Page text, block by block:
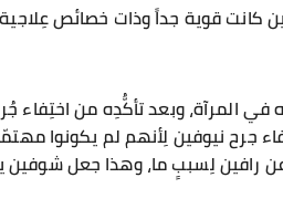
قوية جداً وذات خصائص
في المرآة، وبعد تأكُّدِه من
جرح نيوفين لِأنهم لم يكونوا
رافين لِسببٍ ما، وهذا جعل